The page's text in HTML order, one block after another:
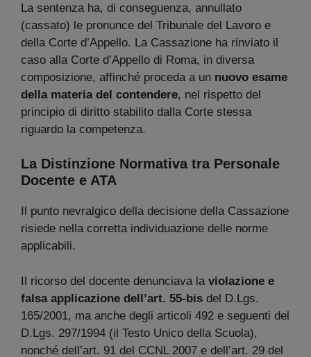
La sentenza ha, di conseguenza, annullato
(cassato) le pronunce del Tribunale del Lavoro e
della Corte d’Appello. La Cassazione ha rinviato il
caso alla Corte d’Appello di Roma, in diversa
composizione, affinché proceda a un nuovo esame
della materia del contendere, nel rispetto del
principio di diritto stabilito dalla Corte stessa
riguardo la competenza.
La Distinzione Normativa tra Personale
Docente e ATA
Il punto nevralgico della decisione della Cassazione
risiede nella corretta individuazione delle norme
applicabili.
Il ricorso del docente denunciava la violazione e
falsa applicazione dell’art. 55-bis del D.Lgs.
165/2001, ma anche degli articoli 492 e seguenti del
D.Lgs. 297/1994 (il Testo Unico della Scuola),
nonché dell’art. 91 del CCNL 2007 e dell’art. 29 del